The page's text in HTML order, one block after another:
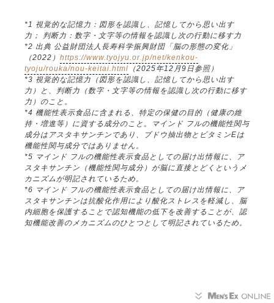
*1 視覚的な記憶力：図形を認識し、記憶してから思い出す
力； 判断力：数字・文字等の情報を認識し次の行動に移す力
*2 出典 公益財団法人長寿科学振興財団「脳の形態の変化」
（2022） https://www.tyojyu.or.jp/net/kenkou-
tyoju/rouka/nou-keitai.html （2025年12月9日参照）
*3 視覚的な記憶力（図形を認識し、記憶してから思い出す
力）と、判断力（数字・文字等の情報を認識し次の行動に移す
力）のこと。
*4 機能性表示食品に含まれる、特定の保健の目的（健康の維
持・増進等）に資する成分のこと。マインド フルの機能性関与
成分はアスタキサンチンであり、ブドウ抽出物とビタミンEは
機能性関与成分ではありません。
*5 マインド フルの機能性表示食品としての届け出情報に、ア
スタキサンチン（機能性関与成分）が脳に直接とどくというメ
カニズムが明記されているため。
*6 マインド フルの機能性表示食品としての届け出情報に、ア
スタキサンチンは抗酸化作用により酸化ストレスを軽減し、脳
内細胞を保護することで認知機能の低下を改善することが、認
知機能改善のメカニズムのひとつとして明記されているため。